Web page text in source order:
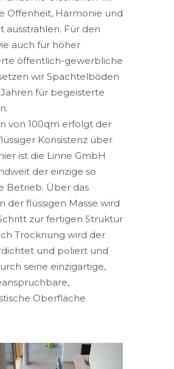
Offenheit, Harmonie und
ausstrahlen. Für den
auch für höher
öffentlich-gewerbliche
wir Spachtelböden
für begeisterte
von 100qm erfolgt der
Konsistenz über
ist die Linne GmbH
der einzige so
Betrieb. Über das
der flüssigen Masse wird
zur fertigen Struktur
Trocknung wird der
und poliert und
seine einzigartige,
Oberfläche